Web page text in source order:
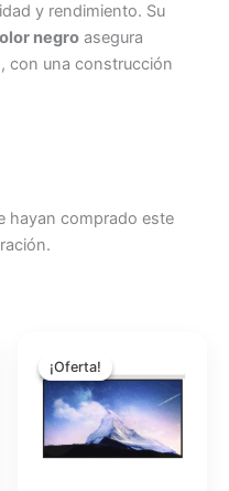
y rendimiento. Su
negro asegura
con una construcción
hayan comprado este
¡Oferta!
¡Oferta!precio
original
era:
$147.00.
actual
es:
$138.59.